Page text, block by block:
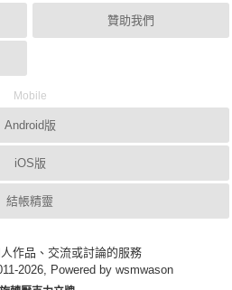
贊助我們
Mobile
Android版
iOS版
結帳精靈
作品、交流或討論的服務
2026, Powered by wsmwason